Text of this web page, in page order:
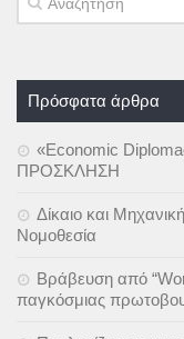
Πρόσφατα άρθρα
«Economic
ΠΡΟΣΚΛΗΣΗ
Δίκαιο και
Νομοθεσία
Βράβευση από
παγκόσμιας